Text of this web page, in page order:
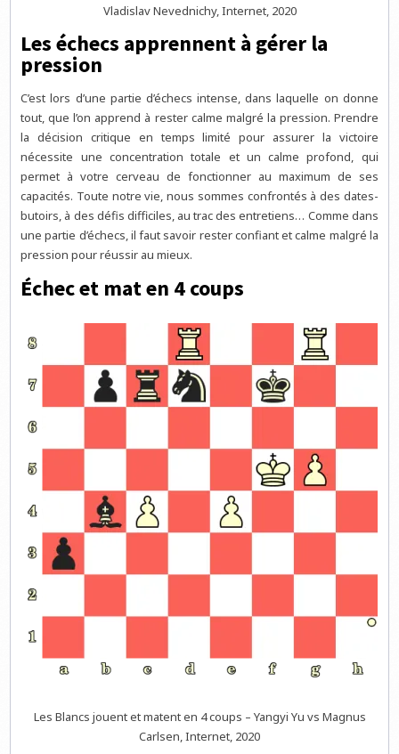
Vladislav Nevednichy, Internet, 2020
Les échecs apprennent à gérer la
pression
C’est lors d’une partie d’échecs intense, dans laquelle on donne
tout, que l’on apprend à rester calme malgré la pression. Prendre
la décision critique en temps limité pour assurer la victoire
nécessite une concentration totale et un calme profond, qui
permet à votre cerveau de fonctionner au maximum de ses
capacités. Toute notre vie, nous sommes confrontés à des dates-
butoirs, à des défis difficiles, au trac des entretiens… Comme dans
une partie d’échecs, il faut savoir rester confiant et calme malgré la
pression pour réussir au mieux.
Échec et mat en 4 coups
Les Blancs jouent et matent en 4 coups – Yangyi Yu vs Magnus
Carlsen, Internet, 2020